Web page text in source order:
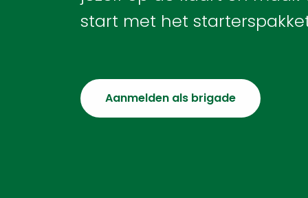
start met het
Aanmelden als brigade